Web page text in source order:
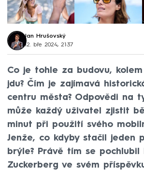
Jan Hrušovský
12. bře 2024, 21:37
Co je tohle za budovu,
jdu? Čím je zajímavá
centru města? Odpovědi na
může každý uživatel zjistit
minut při použití svého
Jenže, co kdyby stačil jeden
brýle? Právě tím se pochlubil
Zuckerberg ve svém